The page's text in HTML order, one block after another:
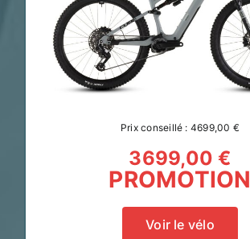
Prix conseillé : 4699,00 €
3699,00 €
PROMOTION
Voir le vélo